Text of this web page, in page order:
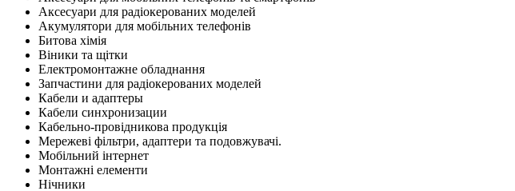
Аксесуари для радіокерованих моделей
Акумулятори для мобільних телефонів
Битова хімія
Віники та щітки
Електромонтажне обладнання
Запчастини для радіокерованих моделей
Кабели и адаптеры
Кабели синхронизации
Кабельно-провідникова продукція
Мережеві фільтри, адаптери та подовжувачі.
Мобільний інтернет
Монтажні елементи
Нічники